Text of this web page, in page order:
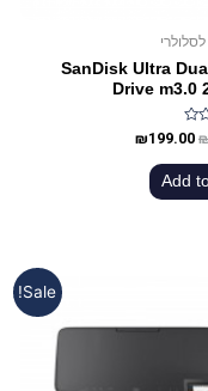
התקן SanDisk Ultra Dual
Drive m3.0
₪199.00
Add
Sale!